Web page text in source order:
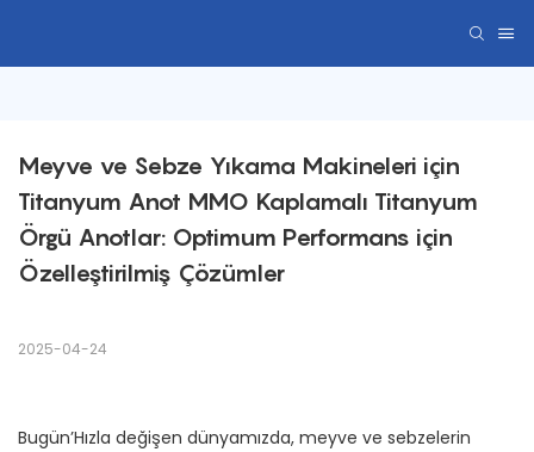
Meyve ve Sebze Yıkama Makineleri için
Titanyum Anot MMO Kaplamalı Titanyum
Örgü Anotlar: Optimum Performans için
Özelleştirilmiş Çözümler
2025-04-24
Bugün’Hızla değişen dünyamızda, meyve ve sebzelerin